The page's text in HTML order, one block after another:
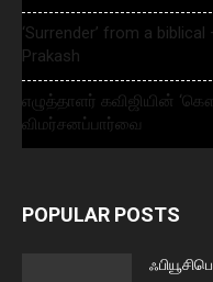
‘Surrender’ from a
Prakash
எழுத்தாளர் கவிஜியின்
விமர்சனப்பார்வை
POPULAR POSTS